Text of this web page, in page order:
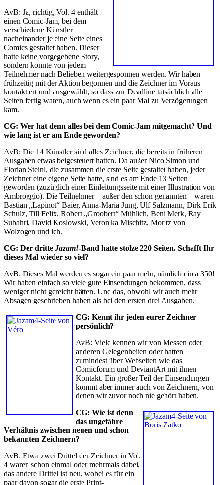
AvB: Ja, richtig, Vol. 4 enthält
einen Comic-Jam, bei dem
verschiedene Künstler
nacheinander je eine Seite eines
Comics gestaltet haben. Dieser
hatte keine vorgegebene Story,
sondern konnte von jedem
Teilnehmer nach Belieben weitergesponnen werden. Wir haben
frühzeitig mit der Aktion begonnen und die Zeichner im Voraus
kontaktiert und ausgewählt, so dass zur Deadline tatsächlich alle
Seiten fertig waren, auch wenn es ein paar Mal zu Verzögerungen
kam.
CG: Wer hat denn alles bei dem Comic-Jam mitgemacht? Und
wie lang ist er am Ende geworden?
AvB: Die 14 Künstler sind alles Zeichner, die bereits in früheren
Ausgaben etwas beigesteuert hatten. Da außer Nico Simon und
Florian Steinl, die zusammen die erste Seite gestaltet haben, jeder
Zeichner eine eigene Seite hatte, sind es am Ende 13 Seiten
geworden (zuzüglich einer Einleitungsseite mit einer Illustration von
Ambroggio). Die Teilnehmer – außer den schon genannten – waren
Bastian „Lapinot“ Baier, Anna-Maria Jung, Ulf Salzmann, Dirk Erik
Schulz, Till Felix, Robert „Groobert“ Mühlich, Beni Merk, Ray
Subahri, David Koslowski, Veronika Mischitz, Moritz von
Wolzogen und ich.
CG: Der dritte Jazam!-Band hatte stolze 220 Seiten. Schafft Ihr
dieses Mal wieder so viel?
AvB: Dieses Mal werden es sogar ein paar mehr, nämlich circa 350!
Wir haben einfach so viele gute Einsendungen bekommen, dass
weniger nicht gereicht hätten. Und das, obwohl wir auch mehr
Absagen geschrieben haben als bei den ersten drei Ausgaben.
CG: Kennt ihr jeden eurer Zeichner
persönlich?
AvB: Viele kennen wir von Messen oder
anderen Gelegenheiten oder hatten
zumindest über Webseiten wie das
Comicforum und DeviantArt mit ihnen
Kontakt. Ein großer Teil der Einsendungen
kommt aber immer auch von Zeichnern, von
denen wir zuvor noch nie gehört haben.
CG: Wie ist denn
das ungefähre
Verhältnis zwischen neuen und schon
bekannten Zeichnern?
AvB: Etwa zwei Drittel der Zeichner in Vol.
4 waren schon einmal oder mehrmals dabei,
das andere Drittel ist neu, wobei es für ein
paar davon sogar die erste Print-